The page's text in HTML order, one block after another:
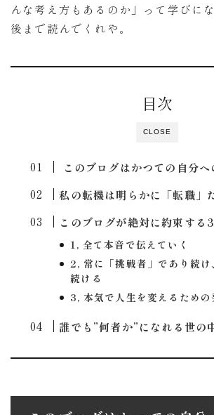
んな考え方もあるのか」って学びに
後まで読んでくれや。
CLOSE
目次
このブログはかつての自分へ
私の転機は明らかに「転職」
このブログが絶対に約束する
1, 全て本音で伝えていく
2, 常に「挑戦者」であり続け
続ける
3, 本気で人生を変えるための
誰でも”何者か”になれる世の